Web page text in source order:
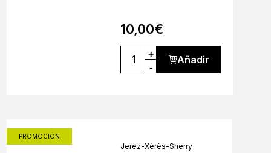
10,00€
+
-
Añadir
PROMOCIÓN
Jerez-Xérès-Sherry